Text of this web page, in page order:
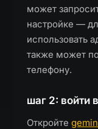
может
настройке —
использовать
также может
телефону.
шаг 2: войти
Откройте